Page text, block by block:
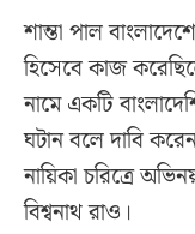
শান্তা পাল
হিসেবে কাজ
নামে একটি
ঘটান বলে দাবি
নায়িকা চরিত্রে
বিশ্বনাথ রাও।